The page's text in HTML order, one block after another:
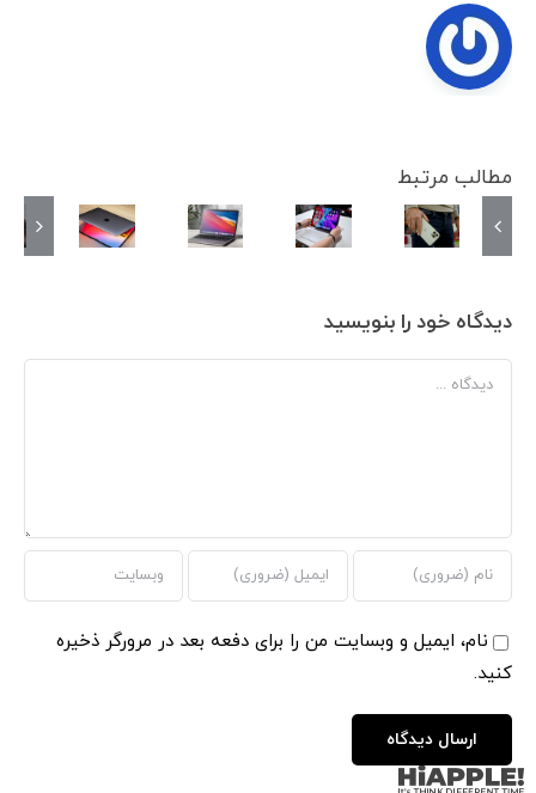
مطالب مرتبط
دیدگاه خود را بنویسید
نام، ایمیل و وبسایت من را برای دفعه بعد در مرورگر ذخیره
کنید.